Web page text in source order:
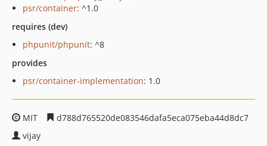
psr/container: ^1.0
requires (dev)
phpunit/phpunit: ^8
provides
psr/container-implementation: 1.0
MIT
d788d765520de083546dafa5eca075eba44d8dc7
vijay